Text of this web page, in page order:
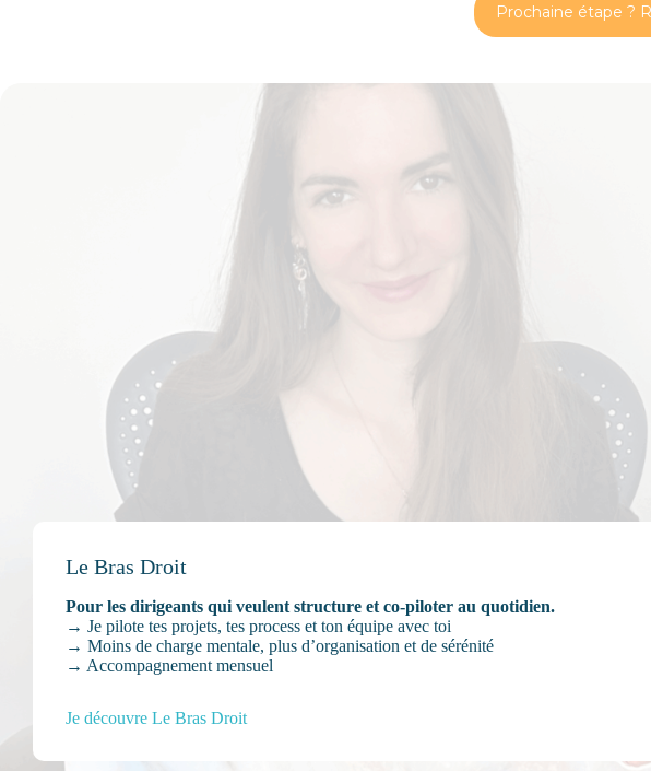
Prochaine étape ?
Le Bras Droit
Pour les dirigeants qui veulent structure et co-piloter au quotidien.
→ Je pilote tes projets, tes process et ton équipe avec toi
→ Moins de charge mentale, plus d’organisation et de sérénité
→ Accompagnement mensuel
Je découvre Le Bras Droit